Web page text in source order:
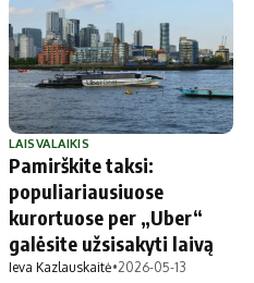
LAISVALAIKIS
Pamirškite taksi:
populiariausiuose
kurortuose per „Uber“
galėsite užsisakyti laivą
Ieva Kazlauskaitė•2026-05-13